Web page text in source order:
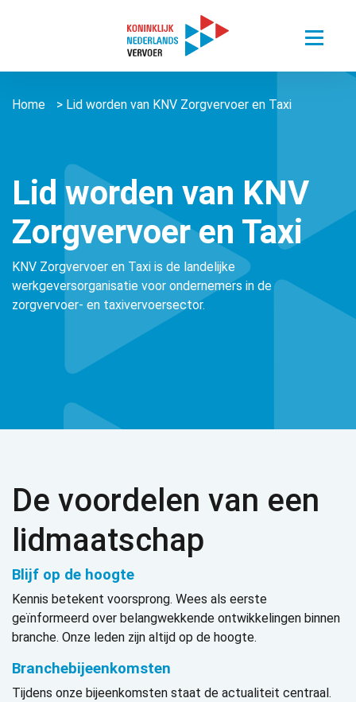
Toggle
belang van personenvervoer
en Taxi
Vervoer
Mobility
stichtingen en verenigingen
Over ons
ons
us ǀ English
Agenda
Kennisportaal
en Taxi
Vervoer
Contact
Lid worden
Home > Lid worden van KNV Zorgvervoer en Taxi
Lid worden van KNV
Zorgvervoer en Taxi
KNV Zorgvervoer en Taxi is de landelijke
werkgeversorganisatie voor ondernemers in de
zorgvervoer- en taxivervoersector.
De voordelen van een
lidmaatschap
Blijf op de hoogte
Kennis betekent voorsprong. Wees als eerste
geïnformeerd over belangwekkende ontwikkelingen binnen
branche. Onze leden zijn altijd op de hoogte.
Branchebijeenkomsten
Tijdens onze bijeenkomsten staat de actualiteit centraal.